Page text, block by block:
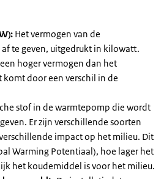
Het vermogen van de
te geven, uitgedrukt in kilowatt.
hoger vermogen dan het
door een verschil in de
stof in de warmtepomp die wordt
Er zijn verschillende soorten
impact op het milieu. Dit
Warming Potentiaal), hoe lager het
het koudemiddel is voor het milieu.